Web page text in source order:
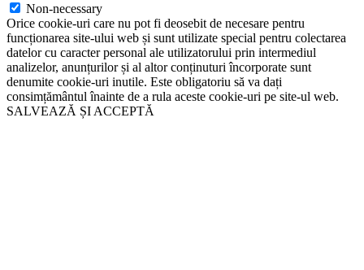
Non-necessary
Orice cookie-uri care nu pot fi deosebit de necesare pentru
funcționarea site-ului web și sunt utilizate special pentru colectarea
datelor cu caracter personal ale utilizatorului prin intermediul
analizelor, anunțurilor și al altor conținuturi încorporate sunt
denumite cookie-uri inutile. Este obligatoriu să va dați
consimțământul înainte de a rula aceste cookie-uri pe site-ul web.
SALVEAZĂ ȘI ACCEPTĂ